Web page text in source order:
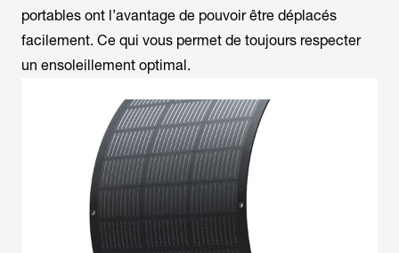
portables ont l’avantage de pouvoir être déplacés
facilement. Ce qui vous permet de toujours respecter
un ensoleillement optimal.